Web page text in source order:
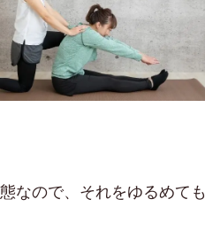
なので、それをゆるめても